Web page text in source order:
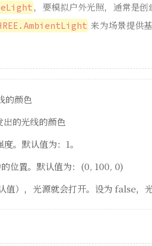
，要模拟户外光照，通常是创
来为场景提供
的颜色
的光线的颜色
。默认值为：1。
位置。默认值为：(0, 100, 0)
），光源就会打开。设为 false，光